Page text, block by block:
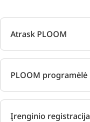
Atrask PLOOM
PLOOM programėlė
Įrenginio registracija